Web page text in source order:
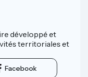
développé et
territoriales et
Facebook